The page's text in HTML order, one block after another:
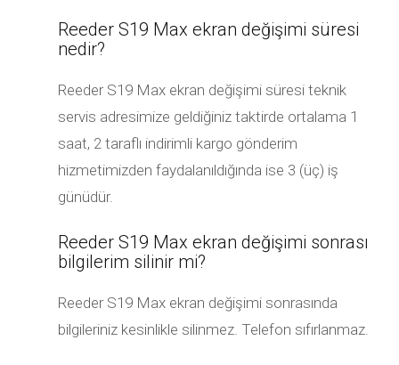
Reeder S19 Max ekran değişimi süresi
nedir?
Reeder S19 Max ekran değişimi süresi teknik
servis adresimize geldiğiniz taktirde ortalama 1
saat, 2 taraflı indirimli kargo gönderim
hizmetimizden faydalanıldığında ise 3 (üç) iş
günüdür.
Reeder S19 Max ekran değişimi sonrası
bilgilerim silinir mi?
Reeder S19 Max ekran değişimi sonrasında
bilgileriniz kesinlikle silinmez. Telefon sıfırlanmaz.